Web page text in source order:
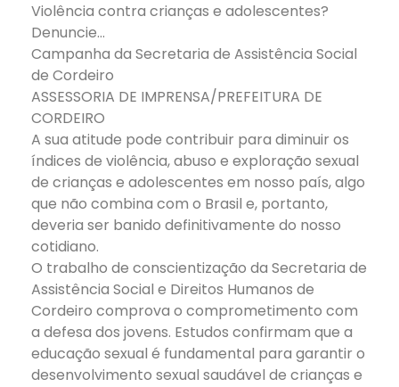
Violência contra crianças e adolescentes?
Denuncie…
Campanha da Secretaria de Assistência Social
de Cordeiro
ASSESSORIA DE IMPRENSA/PREFEITURA DE
CORDEIRO
A sua atitude pode contribuir para diminuir os
índices de violência, abuso e exploração sexual
de crianças e adolescentes em nosso país, algo
que não combina com o Brasil e, portanto,
deveria ser banido definitivamente do nosso
cotidiano.
O trabalho de conscientização da Secretaria de
Assistência Social e Direitos Humanos de
Cordeiro comprova o comprometimento com
a defesa dos jovens. Estudos confirmam que a
educação sexual é fundamental para garantir o
desenvolvimento sexual saudável de crianças e